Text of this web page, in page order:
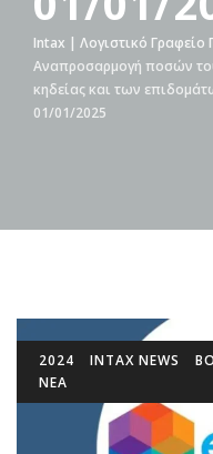
Intax | Λογιστικό Γραφείο
Αναπροσαρμογή ποσών
κηδείας και των
01/01/2025
2024 INTAX NEWS
ΝΕΑ